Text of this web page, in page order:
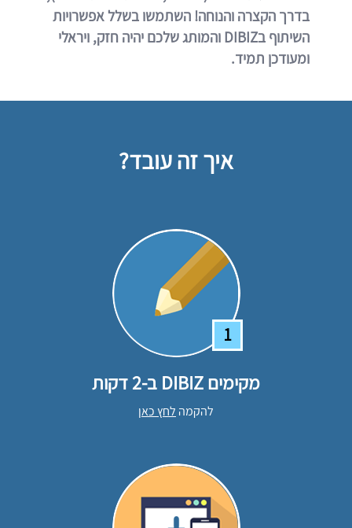
בדרך הקצרה והנוחה! השתמשו בשלל אפשרויות
השיתוף בDIBIZ והמותג שלכם יהיה חזק, ויראלי
ומעודכן תמיד.
איך זה עובד?
1
מקימים DIBIZ ב-2 דקות
להקמה לחץ כאן